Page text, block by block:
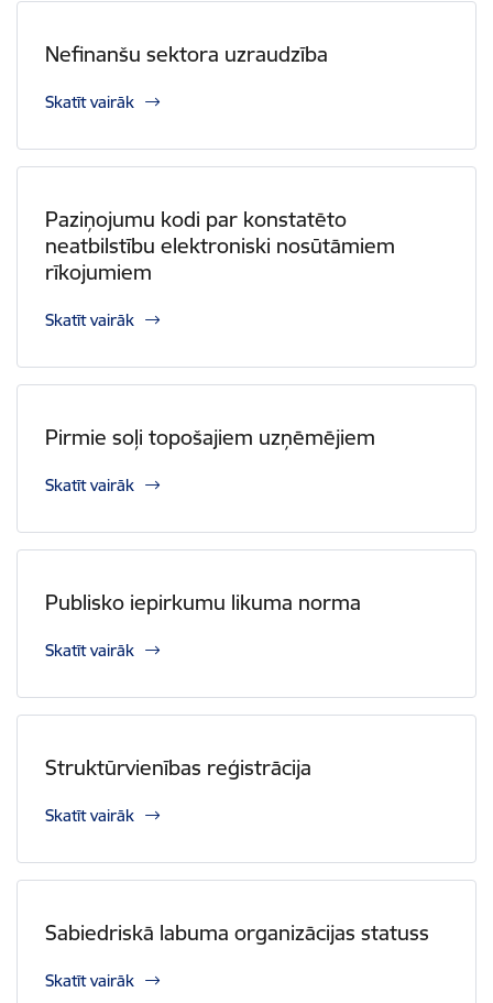
Nefinanšu sektora uzraudzība
Skatīt vairāk
Paziņojumu kodi par konstatēto
neatbilstību elektroniski nosūtāmiem
rīkojumiem
Skatīt vairāk
Pirmie soļi topošajiem uzņēmējiem
Skatīt vairāk
Publisko iepirkumu likuma norma
Skatīt vairāk
Struktūrvienības reģistrācija
Skatīt vairāk
Sabiedriskā labuma organizācijas statuss
Skatīt vairāk